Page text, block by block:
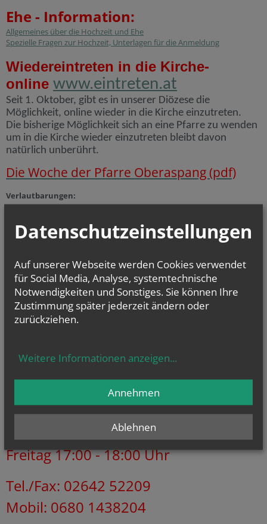
Ehe - Information:
Allgemeines über die Hochzeit und Ehe
Spezielle Fragen zur Hochzeit, Unterlagen für die Anmeldung
Wiedereintreten in die Kirche-
online www.eintreten.at
Seit 1. Oktober, gibt es in unserer Diözese die
Möglichkeit, online wieder in die Kirche einzutreten.
Die bisherige Möglichkeit sich an eine Pfarre zu wenden
um in die Kirche wieder einzutreten bleibt davon
natürlich unberührt.
Die Woche der Pfarre Oberaspang (pdf)
Verlautbarungen:
Am Dienstag keine Kanzleistunde
Rosenkranz für den Frieden, Montag 18:30
Zu Mariä Aufnahme in den Himmel bietet die KFB, am 14. und 15.
Kräutersträußchen an. Der Erlös wird zur Gänze für den
Blumenschmuck in unserer Kirche verwendet.
Oberaspanger Pfarrbrief (pdf)
Wechsellandpfarrbrief (pdf
https://www.erzdioezese-wien.at/unteraspang
Kanzleistunden:
Dienstag 9:00 - 10:00 Uhr
Freitag 17:00 - 18:00 Uhr
Tel./Fax: 02642 52209
Mobil: 0680 1438204
Datenschutzeinstellungen
Auf unserer Webseite werden Cookies verwendet
für Social Media, Analyse, systemtechnische
Notwendigkeiten und Sonstiges. Sie können Ihre
Zustimmung später jederzeit ändern oder
zurückziehen.
Weitere Informationen anzeigen...
Ablehnen
Annehmen